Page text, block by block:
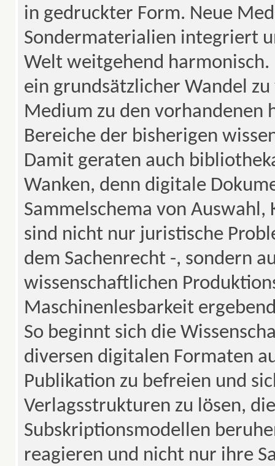
in gedruckter Form. Neue
Sondermaterialien integriert
Welt weitgehend
ein grundsätzlicher Wandel
Medium zu den vorhandenen
Bereiche der bisherigen
Damit geraten auch
Wanken, denn digitale
Sammelschema von
sind nicht nur juristische
dem Sachenrecht -, sondern
wissenschaftlichen
Maschinenlesbarkeit
So beginnt sich die
diversen digitalen Formaten
Publikation zu befreien und
Verlagsstrukturen zu lösen,
Subskriptionsmodellen
reagieren und nicht nur ihre